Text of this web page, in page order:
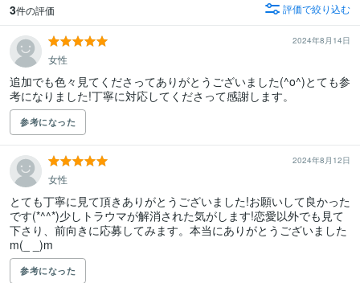
3件の評価 評価で絞り込む
2024年8月14日
女性
追加でも色々見てくださってありがとうございました(^o^)とても参
考になりました!丁寧に対応してくださって感謝します。
参考になった
2024年8月12日
女性
とても丁寧に見て頂きありがとうございました!お願いして良かった
です(*^^*)少しトラウマが解消された気がします!恋愛以外でも見て
下さり、前向きに応募してみます。本当にありがとうございました
m(_ _)m
参考になった